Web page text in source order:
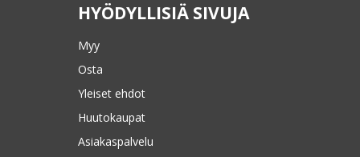
HYÖDYLLISIÄ SIVUJA
Myy
Osta
Yleiset ehdot
Huutokaupat
Asiakaspalvelu